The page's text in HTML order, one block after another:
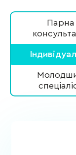
Парна